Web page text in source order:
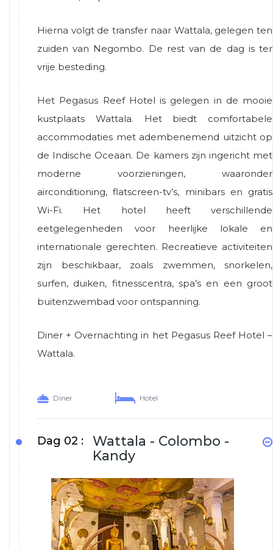
Hierna volgt de transfer naar Wattala, gelegen ten
zuiden van Negombo. De rest van de dag is ter
vrije besteding.
Het Pegasus Reef Hotel is gelegen in de mooie
kustplaats Wattala. Het biedt comfortabele
accommodaties met adembenemend uitzicht op
de Indische Oceaan. De kamers zijn ingericht met
moderne voorzieningen, waaronder
airconditioning, flatscreen-tv’s, minibars en gratis
Wi-Fi. Het hotel heeft verschillende
eetgelegenheden voor heerlijke lokale en
internationale gerechten. Recreatieve activiteiten
zijn beschikbaar, zoals zwemmen, snorkelen,
surfen, duiken, fitnesscentra, spa’s en een groot
buitenzwembad voor ontspanning.
Diner + Overnachting in het Pegasus Reef Hotel –
Wattala.
Diner Hotel
Dag 02 :
Wattala - Colombo -
Kandy